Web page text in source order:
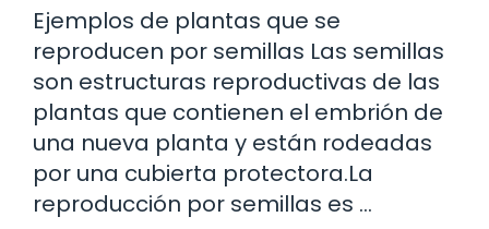
Ejemplos de plantas que se
reproducen por semillas Las semillas
son estructuras reproductivas de las
plantas que contienen el embrión de
una nueva planta y están rodeadas
por una cubierta protectora.La
reproducción por semillas es …